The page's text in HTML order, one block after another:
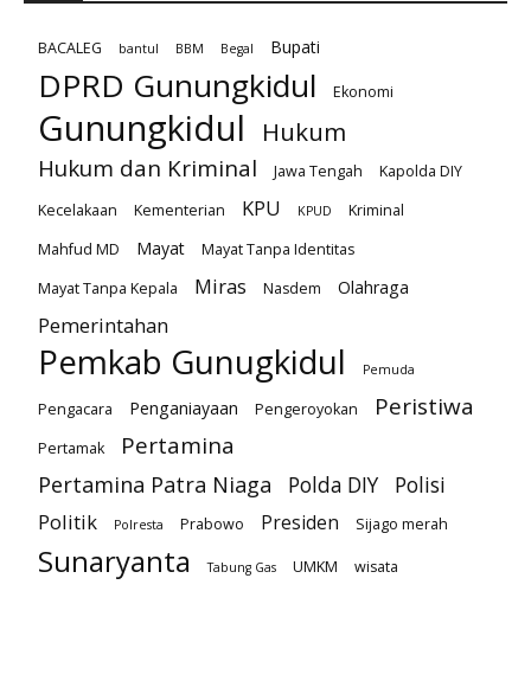
BACALEG bantul BBM Begal Bupati
DPRD Gunungkidul Ekonomi
Gunungkidul Hukum
Hukum dan Kriminal Jawa Tengah
Kapolda DIY
Kecelakaan
Kementerian KPU KPUD
Kriminal
Mahfud MD
Mayat
Mayat Tanpa Identitas
Mayat Tanpa Kepala
Miras Nasdem Olahraga
Pemerintahan
Pemkab Gunugkidul Pemuda
Pengacara Penganiayaan Pengeroyokan Peristiwa
Pertamak Pertamina
Pertamina Patra Niaga Polda DIY
Polisi
Politik
Polresta Prabowo Presiden Sijago merah
Sunaryanta Tabung Gas UMKM wisata